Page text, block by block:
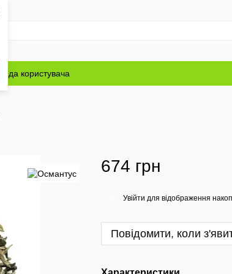
Угода користувача
674 грн
Увійти для відображення
Повідомити, коли